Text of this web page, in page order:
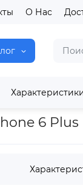
О Нас
6 Plus